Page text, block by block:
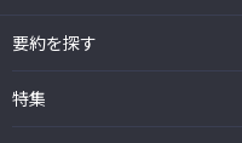
要約を探す
特集